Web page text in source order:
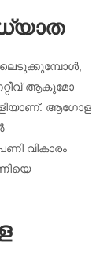
ആകുമോ
ആഗോള
വികാരം